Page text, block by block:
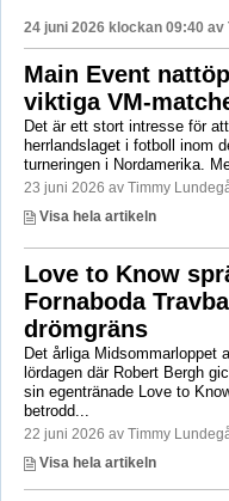
24 juni 2026 klockan 09:40 av
Main Event
viktiga VM-
Det är ett stort intresse för
herrlandslaget i fotboll inom
turneringen i Nordamerika.
23 juni 2026 av Timmy
Visa hela artikeln
Love to Know
Fornaboda
drömgräns
Det årliga Midsommarloppet
lördagen där Robert Bergh
sin egentränade Love to
betrodd...
22 juni 2026 av Timmy
Visa hela artikeln